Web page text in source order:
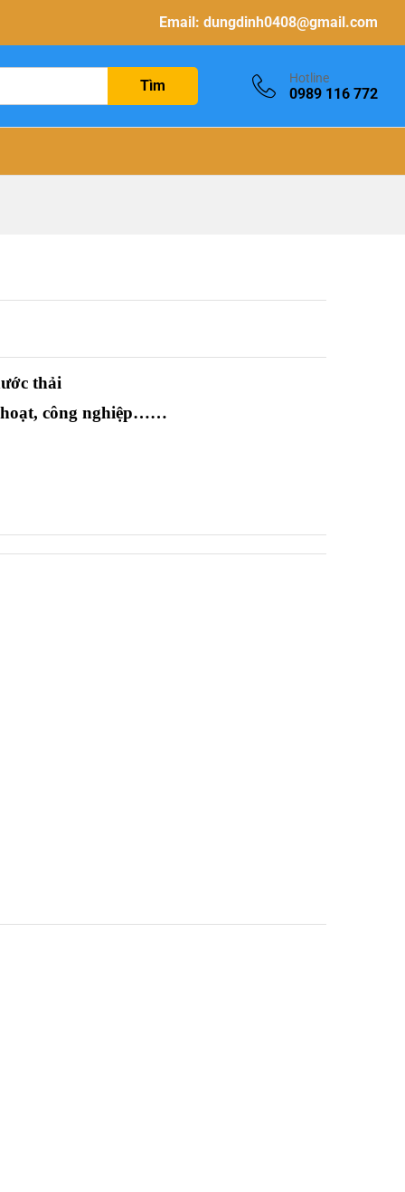
Email: dungdinh0408@gmail.com
Tìm Hotline
0989 116 772
thải
công nghiệp……